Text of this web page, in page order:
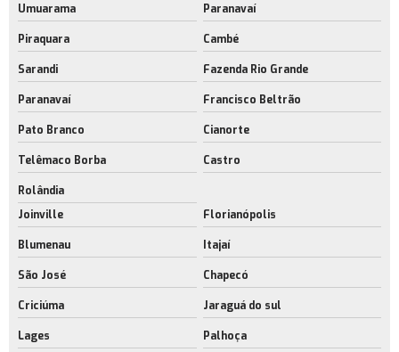
Umuarama Paranavaí
Piraquara Cambé
Sarandi Fazenda Rio Grande
Paranavaí Francisco Beltrão
Pato Branco Cianorte
Telêmaco Borba Castro
Rolândia
Joinville
Florianópolis
Blumenau Itajaí
São José Chapecó
Criciúma Jaraguá do sul
Lages Palhoça